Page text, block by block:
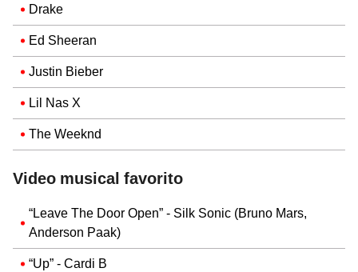
Drake
Ed Sheeran
Justin Bieber
Lil Nas X
The Weeknd
Video musical favorito
“Leave The Door Open” - Silk Sonic (Bruno Mars,
Anderson Paak)
“Up” - Cardi B